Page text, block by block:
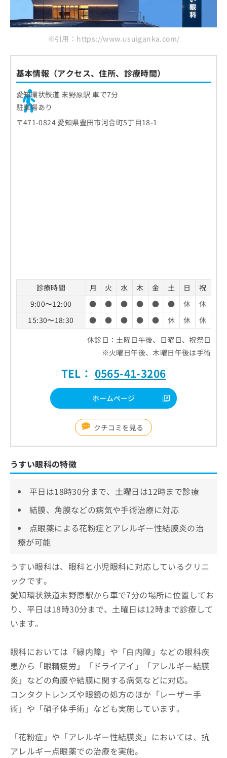
※引用：https://www.usuiganka.com/
基本情報（アクセス、住所、診療時間）
愛知環状鉄道 末野原駅 車で7分
駐車場あり
〒471-0824 愛知県豊田市河合町5丁目18-1
診療時間 月 火 水 木 金 土 日
祝
9:00〜12:00
● ● ● ● ● ● 休
休
15:30〜18:30
● ● ● ● ● 休 休
休
休診日：土曜日午後、日曜日、祝祭日
※火曜日午後、木曜日午後は手術
TEL： 0565-41-3206
ホームページ
クチコミを見る
うすい眼科の特徴
平日は18時30分まで、土曜日は12時まで診療
結膜、角膜などの病気や手術治療に対応
点眼薬による花粉症とアレルギー性結膜炎の治
療が可能
うすい眼科は、眼科と小児眼科に対応しているクリニ
ックです。
愛知環状鉄道末野原駅から車で7分の場所に位置してお
り、平日は18時30分まで、土曜日は12時まで診療して
います。
眼科においては「緑内障」や「白内障」などの眼科疾
患から「眼精疲労」「ドライアイ」「アレルギー結膜
炎」などの角膜や結膜に関する病気などに対応。
コンタクトレンズや眼鏡の処方のほか「レーザー手
術」や「硝子体手術」なども実施しています。
「花粉症」や「アレルギー性結膜炎」においては、抗
アレルギー点眼薬での治療を実施。